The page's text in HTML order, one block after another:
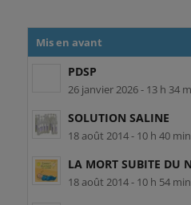
Mis en avant
PDSP
26 janvier 2026 - 13 h 34
SOLUTION SALINE
18 août 2014 - 10 h 40 min
LA MORT SUBITE DU
18 août 2014 - 10 h 54 min